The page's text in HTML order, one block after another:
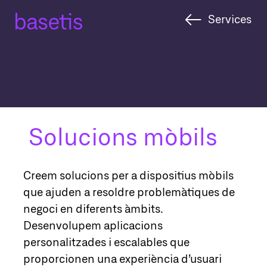
Services
Solucions mòbils
Creem solucions per a dispositius mòbils
que ajuden a resoldre problemàtiques de
negoci en diferents àmbits.
Desenvolupem aplicacions
personalitzades i escalables que
proporcionen una experiència d’usuari